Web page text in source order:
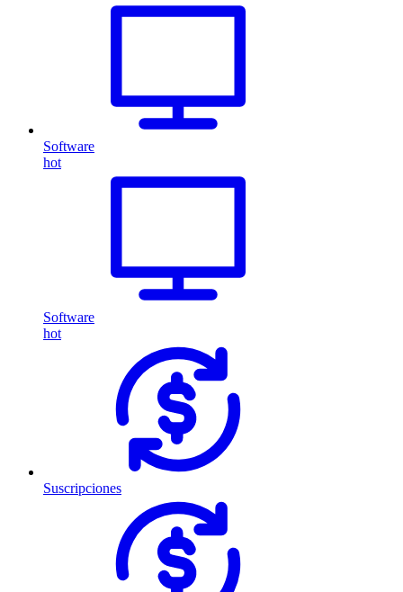
Software
hot
Software
hot
Suscripciones